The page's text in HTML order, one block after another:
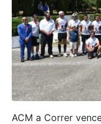
ACM a Correr